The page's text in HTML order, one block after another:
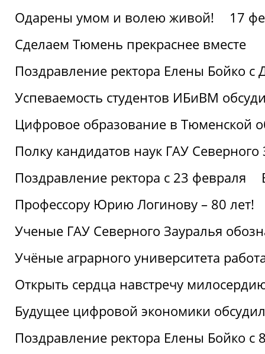
Одарены умом и волею живой!
17
Сделаем Тюмень прекраснее вместе
Поздравление ректора Елены Бойко с
Успеваемость студентов ИБиВМ
Цифровое образование в Тюменской
Полку кандидатов наук ГАУ
Поздравление ректора с 23 февраля
Профессору Юрию Логинову – 80 лет!
Ученые ГАУ Северного Зауралья
Учёные аграрного университета
Открыть сердца навстречу
Будущее цифровой экономики
Поздравление ректора Елены Бойко с